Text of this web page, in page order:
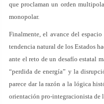
que proclaman un orden
monopolar.
Finalmente, el avance del
tendencia natural de los Estados
ante el reto de un desafío estatal
“perdida de energía” y la
parece dar la razón a la lógica
orientación pro-integracionista de